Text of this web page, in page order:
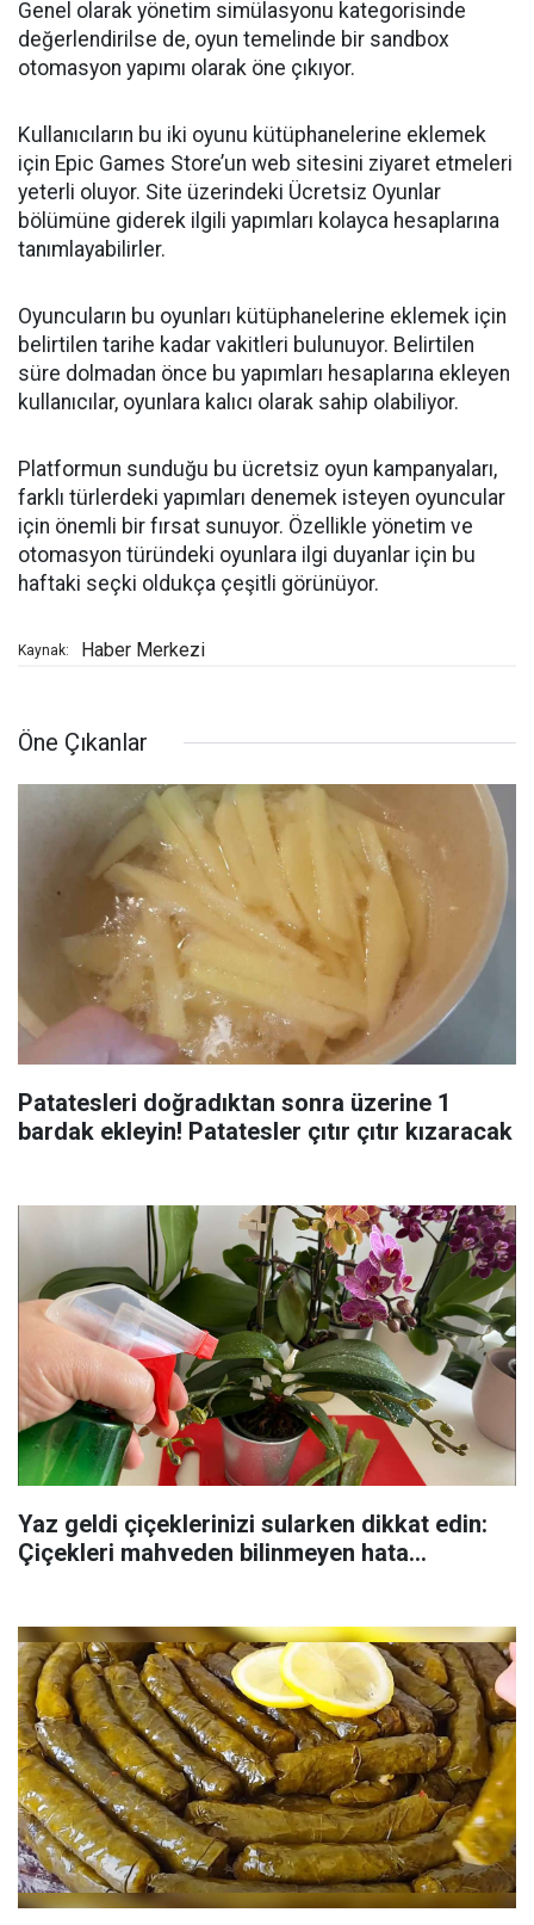
Genel olarak yönetim simülasyonu kategorisinde
değerlendirilse de, oyun temelinde bir sandbox
otomasyon yapımı olarak öne çıkıyor.
Kullanıcıların bu iki oyunu kütüphanelerine eklemek
için Epic Games Store’un web sitesini ziyaret etmeleri
yeterli oluyor. Site üzerindeki Ücretsiz Oyunlar
bölümüne giderek ilgili yapımları kolayca hesaplarına
tanımlayabilirler.
Oyuncuların bu oyunları kütüphanelerine eklemek için
belirtilen tarihe kadar vakitleri bulunuyor. Belirtilen
süre dolmadan önce bu yapımları hesaplarına ekleyen
kullanıcılar, oyunlara kalıcı olarak sahip olabiliyor.
Platformun sunduğu bu ücretsiz oyun kampanyaları,
farklı türlerdeki yapımları denemek isteyen oyuncular
için önemli bir fırsat sunuyor. Özellikle yönetim ve
otomasyon türündeki oyunlara ilgi duyanlar için bu
haftaki seçki oldukça çeşitli görünüyor.
Kaynak: Haber Merkezi
Öne Çıkanlar
Patatesleri doğradıktan sonra üzerine 1
bardak ekleyin! Patatesler çıtır çıtır kızaracak
Yaz geldi çiçeklerinizi sularken dikkat edin:
Çiçekleri mahveden bilinmeyen hata...